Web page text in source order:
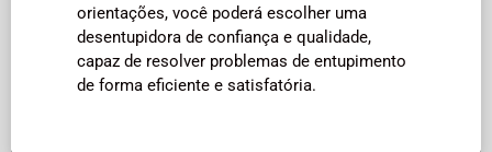
orientações, você poderá escolher uma
desentupidora de confiança e qualidade,
capaz de resolver problemas de entupimento
de forma eficiente e satisfatória.